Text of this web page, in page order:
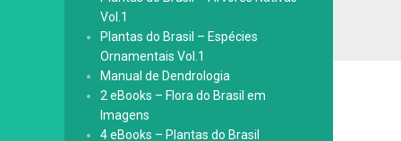
Vol.1
Plantas do Brasil – Espécies
Ornamentais Vol.1
Manual de Dendrologia
2 eBooks – Flora do Brasil em
Imagens
4 eBooks – Plantas do Brasil